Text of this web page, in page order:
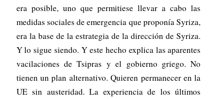
era posible, uno que permitiese llevar a cabo las
medidas sociales de emergencia que proponía Syriza,
era la base de la estrategia de la dirección de Syriza.
Y lo sigue siendo. Y este hecho explica las aparentes
vacilaciones de Tsipras y el gobierno griego. No
tienen un plan alternativo. Quieren permanecer en la
UE sin austeridad. La experiencia de los últimos